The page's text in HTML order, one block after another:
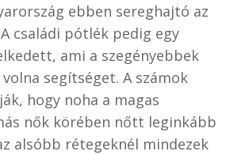
ebben sereghajtó az
családi pótlék pedig egy
ami a szegényebbek
segítséget. A számok
hogy noha a magas
nők körében nőtt leginkább
alsóbb rétegeknél mindezek